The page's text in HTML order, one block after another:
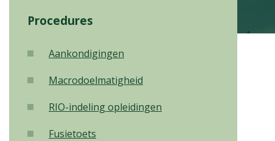
Procedures
Aankondigingen
Macrodoelmatigheid
RIO-indeling opleidingen
Fusietoets